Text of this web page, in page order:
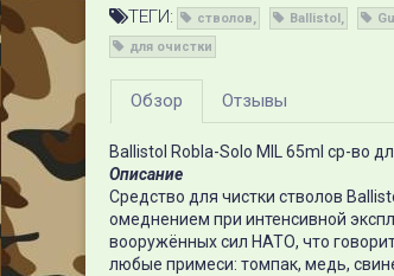
ТЕГИ: стволов Ballistol
для очистки
Обзор Отзывы
Ballistol Robla-Solo MIL 65ml ср-во
Описание
Средство для чистки стволов
омеднением при интенсивной
вооружённых сил НАТО, что
любые примеси: томпак, медь,